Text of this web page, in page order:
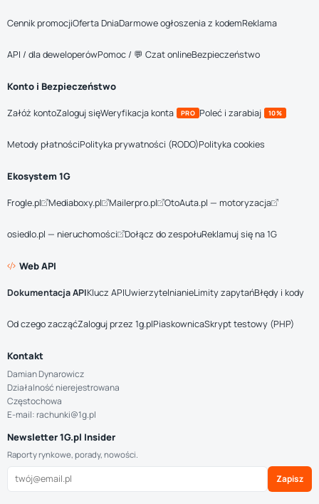
Cennik promocjiOferta DniaDarmowe ogłoszenia z kodemReklama
API / dla deweloperówPomoc / 💬 Czat onlineBezpieczeństwo
Konto i Bezpieczeństwo
Załóż kontoZaloguj sięWeryfikacja konta PRO Poleć i zarabiaj 10%
Metody płatnościPolityka prywatności (RODO)Polityka cookies
Ekosystem 1G
Frogle.pl Mediaboxy.pl Mailerpro.pl OtoAuta.pl — motoryzacja
osiedlo.pl — nieruchomości Dołącz do zespołuReklamuj się na 1G
Web API
Dokumentacja APIKlucz APIUwierzytelnianieLimity zapytańBłędy i kody
Od czego zacząćZaloguj przez 1g.plPiaskownicaSkrypt testowy (PHP)
Kontakt
Damian Dynarowicz
Działalność nierejestrowana
Częstochowa
E-mail: rachunki@1g.pl
Newsletter 1G.pl Insider
Raporty rynkowe, porady, nowości.
Zapisz